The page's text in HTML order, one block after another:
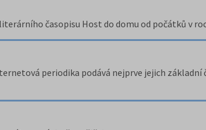
časopisu Host do domu od počátků v
periodika podává nejprve jejich